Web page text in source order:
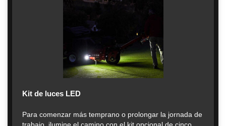
Kit de luces LED
Para comenzar más temprano o prolongar la jornada de